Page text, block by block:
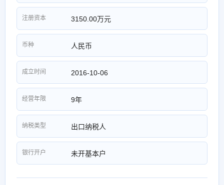
注册资本 3150.00万元
币种 人民币
成立时间 2016-10-06
经营年限 9年
纳税类型 出口纳税人
银行开户 未开基本户